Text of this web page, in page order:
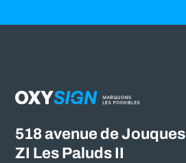
518 avenue de Jouques
ZI Les Paluds II